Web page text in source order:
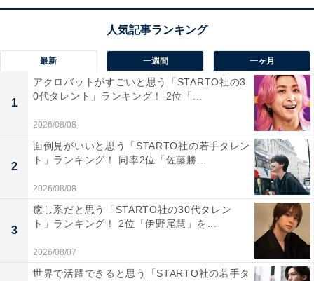
連続テレビ小説 あさが来た 完全版 ブルーレイBOX3
[Blu-ray]
最新 一週間 一ヶ月
1
アクロバットがすごいと思う「STARTO社の3
0代タレント」ランキング！ 2位「...
2026/08/08
2
面倒見がいいと思う「STARTO社の若手タレン
ト」ランキング！ 同率2位「佐藤勝...
2026/08/08
3
癒し系だと思う「STARTO社の30代タレン
ト」ランキング！ 2位「伊野尾慧」を...
2026/08/07
世界で活躍できると思う「STARTO社の若手タ